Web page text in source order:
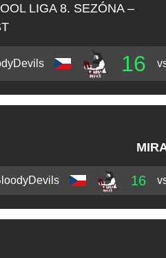
LIGA 8. SEZÓNA –
16
16